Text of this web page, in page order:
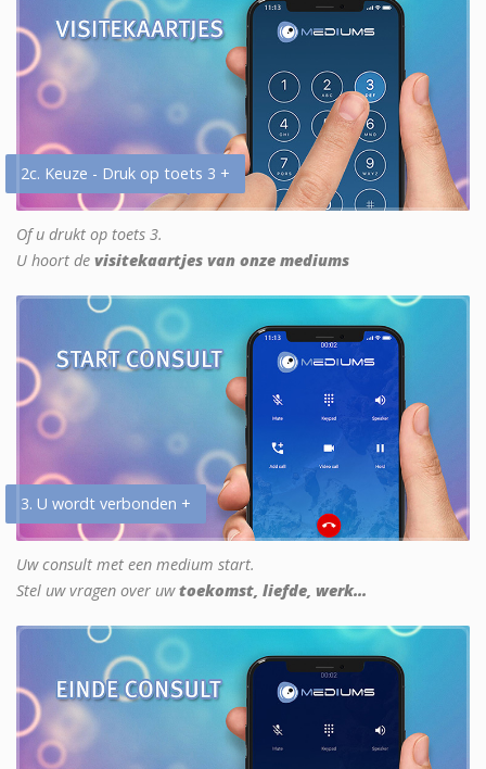
2c. Keuze - Druk op toets 3 +
Of u drukt op toets 3.
U hoort de visitekaartjes van onze mediums
3. U wordt verbonden +
Uw consult met een medium start.
Stel uw vragen over uwtoekomst, liefde, werk...